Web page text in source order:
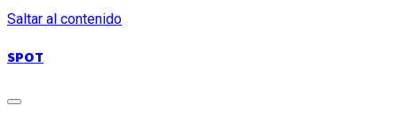
Saltar al contenido
SPOT